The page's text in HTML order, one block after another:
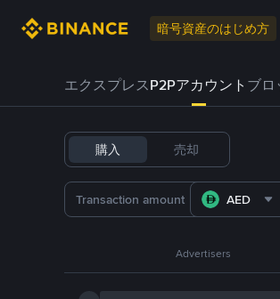
暗号資産のはじめ方
エクスプレスP2Pアカウント ブロ
購入 売却
AED
Advertisers